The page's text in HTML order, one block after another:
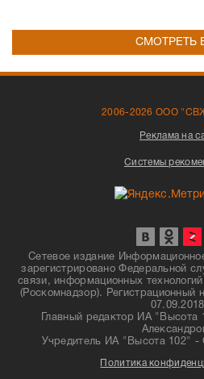
СМОТРЕТЬ
2006-2026 ООО
Реклама на
Системы
Сетевое издание
зарегистрировано Федеральной
связи, информационных
(Роскомнадзор).
Главный редактор ИА "Высота
Учредитель ИА "Высота
Политика